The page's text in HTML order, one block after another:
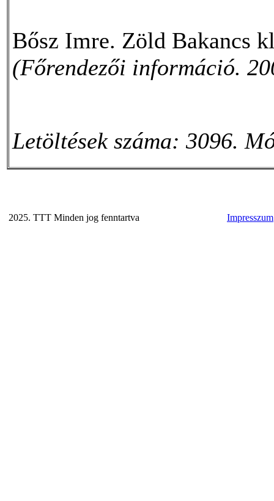
Bősz Imre. Zöld Bakancs
(Főrendezői információ.
Letöltések száma: 3096.
2025. TTT Minden jog fenntartva Impresszum